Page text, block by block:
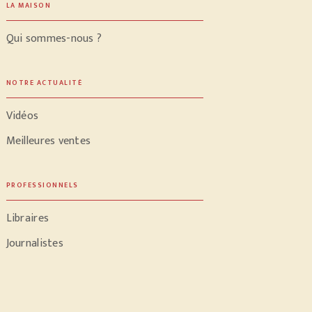
LA MAISON
Qui sommes-nous ?
NOTRE ACTUALITÉ
Vidéos
Meilleures ventes
PROFESSIONNELS
Libraires
Journalistes